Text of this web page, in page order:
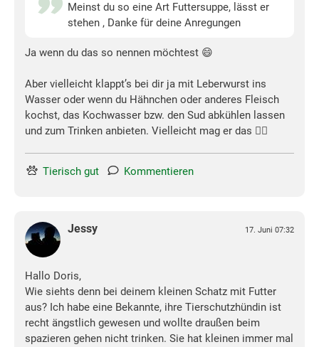
Meinst du so eine Art Futtersuppe, lässt er
stehen , Danke für deine Anregungen
Ja wenn du das so nennen möchtest 😄
Aber vielleicht klappt’s bei dir ja mit Leberwurst ins
Wasser oder wenn du Hähnchen oder anderes Fleisch
kochst, das Kochwasser bzw. den Sud abkühlen lassen
und zum Trinken anbieten. Vielleicht mag er das 🤷‍♀️
Tierisch gut Kommentieren
Jessy 17. Juni 07:32
Hallo Doris,
Wie siehts denn bei deinem kleinen Schatz mit Futter
aus? Ich habe eine Bekannte, ihre Tierschutzhündin ist
recht ängstlich gewesen und wollte draußen beim
spazieren gehen nicht trinken. Sie hat kleinen immer mal